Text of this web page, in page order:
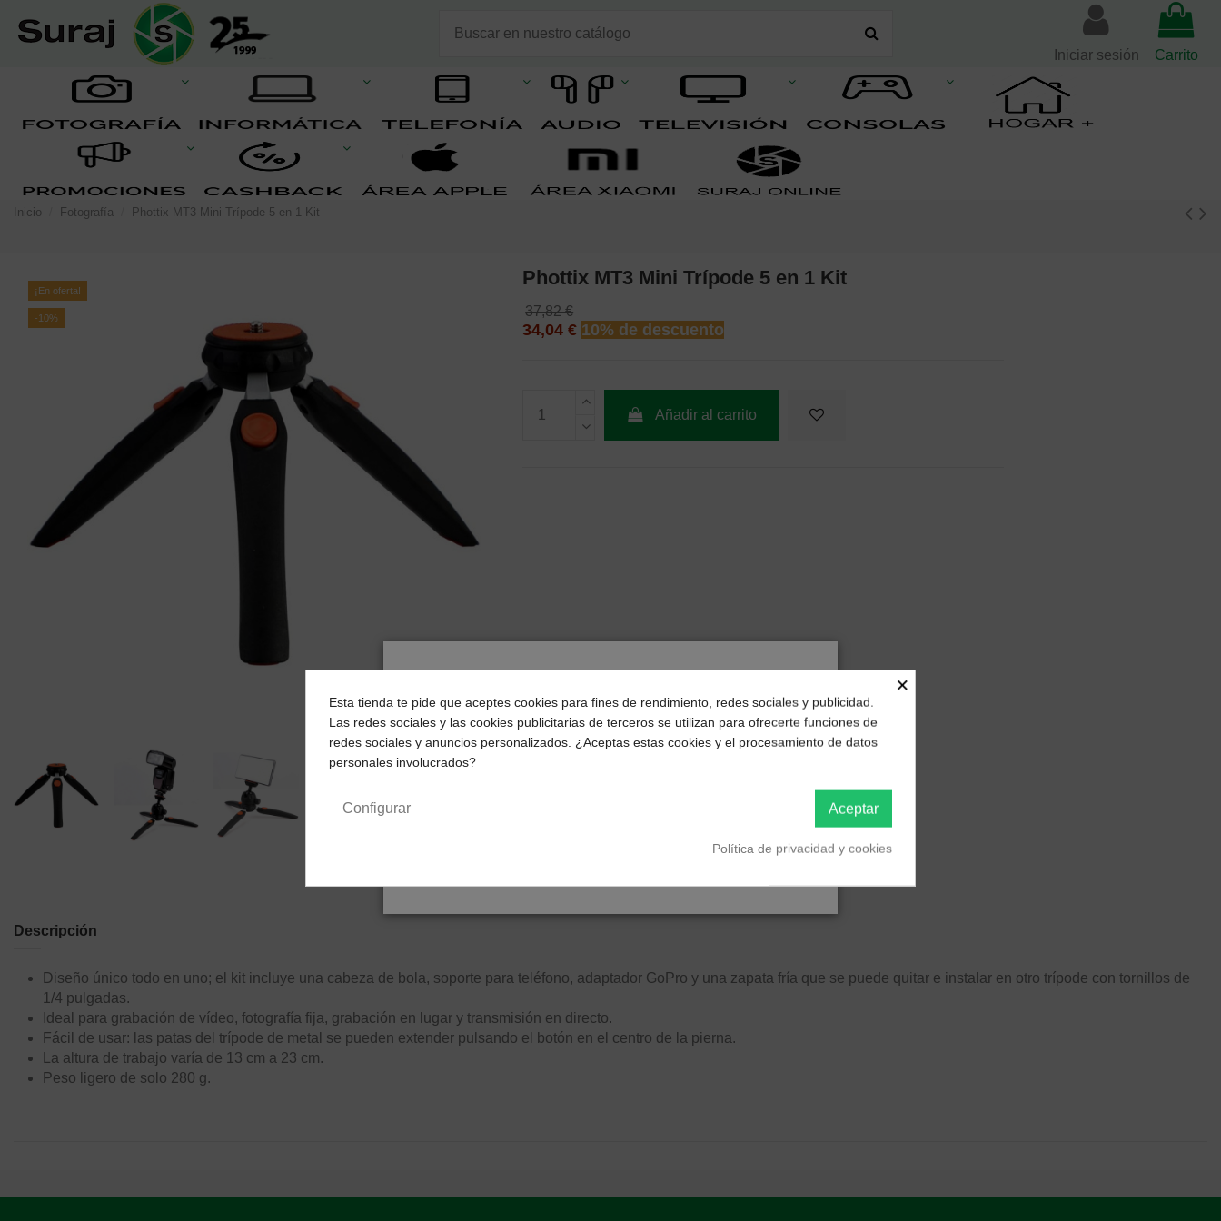
Iniciar sesión Carrito
Inicio Fotografía Phottix MT3 Mini Trípode 5 en 1 Kit
¡En oferta!
-10%
Phottix MT3 Mini Trípode 5 en 1 Kit
37,82 €
34,04 € 10% de descuento
Añadir al carrito
Descripción
Diseño único todo en uno; el kit incluye una cabeza de bola, soporte para teléfono, adaptador GoPro y una zapata fría que se puede quitar e instalar en otro trípode con tornillos de
1/4 pulgadas.
Ideal para grabación de vídeo, fotografía fija, grabación en lugar y transmisión en directo.
Fácil de usar: las patas del trípode de metal se pueden extender pulsando el botón en el centro de la pierna.
La altura de trabajo varía de 13 cm a 23 cm.
Peso ligero de solo 280 g.
¿Dónde deseas recibir tu pedido?
Selecciona tu ubicación para mostrarte los precios e
impuestos correctos para tu región.
×
Esta tienda te pide que aceptes cookies para fines de rendimiento, redes sociales y publicidad.
Las redes sociales y las cookies publicitarias de terceros se utilizan para ofrecerte funciones de
redes sociales y anuncios personalizados. ¿Aceptas estas cookies y el procesamiento de datos
personales involucrados?
Aceptar
Configurar
Política de privacidad y cookies